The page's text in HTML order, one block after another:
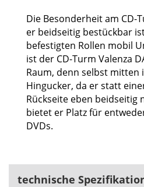
Die Besonderheit am CD-
er beidseitig bestückbar
befestigten Rollen mobil
ist der CD-Turm Valenza
Raum, denn selbst mitten
Hingucker, da er statt
Rückseite eben beidseitig
bietet er Platz für
DVDs.
technische